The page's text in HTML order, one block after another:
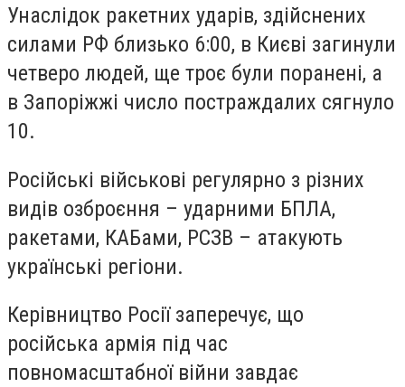
Унаслідок ракетних ударів, здійснених
силами РФ близько 6:00, в Києві загинули
четверо людей, ще троє були поранені, а
в Запоріжжі число постраждалих сягнуло
10.
Російські військові регулярно з різних
видів озброєння – ударними БПЛА,
ракетами, КАБами, РСЗВ – атакують
українські регіони.
Керівництво Росії заперечує, що
російська армія під час
повномасштабної війни завдає